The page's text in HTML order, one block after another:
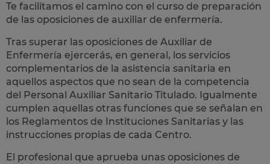
Te facilitamos el camino con el curso de preparación
de las oposiciones de auxiliar de enfermería.
Tras superar las oposiciones de Auxiliar de
Enfermería ejercerás, en general, los servicios
complementarios de la asistencia sanitaria en
aquellos aspectos que no sean de la competencia
del Personal Auxiliar Sanitario Titulado. Igualmente
cumplen aquellas otras funciones que se señalan en
los Reglamentos de Instituciones Sanitarias y las
instrucciones propias de cada Centro.
El profesional que aprueba unas oposiciones de